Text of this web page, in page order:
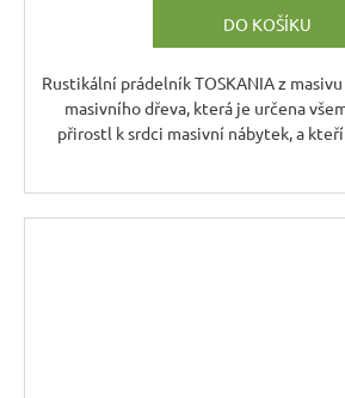
DO KOŠÍKU
Rustikální prádelník TOSKANIA z
masivního dřeva, která je určena
přirostl k srdci masivní nábytek, a